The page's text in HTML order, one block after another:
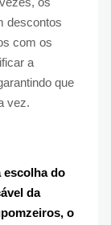
descontos
com os
a
que
vez.
escolha do
da
o